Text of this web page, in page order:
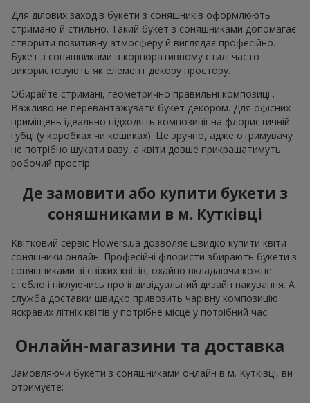
Для ділових заходів букети з соняшників оформлюють
стримано й стильно. Такий букет з соняшниками допомагає
створити позитивну атмосферу й виглядає професійно.
Букет з соняшниками в корпоративному стилі часто
використовують як елемент декору простору.
Обирайте стримані, геометрично правильні композиції.
Важливо не перевантажувати букет декором. Для офісних
приміщень ідеально підходять композиції на флористичній
губці (у коробках чи кошиках). Це зручно, адже отримувачу
не потрібно шукати вазу, а квіти довше прикрашатимуть
робочий простір.
Де замовити або купити букети з
соняшниками в м. Кутківці
Квітковий сервіс Flowers.ua дозволяє швидко купити квіти
соняшники онлайн. Професійні флористи збирають букети з
соняшниками зі свіжих квітів, охайно вкладаючи кожне
стебло і піклуючись про індивідуальний дизайн пакування. А
служба доставки швидко привозить чарівну композицію
яскравих літніх квітів у потрібне місце у потрібний час.
Онлайн-магазини та доставка
Замовляючи букети з соняшниками онлайн в м. Кутківці, ви
отримуєте: